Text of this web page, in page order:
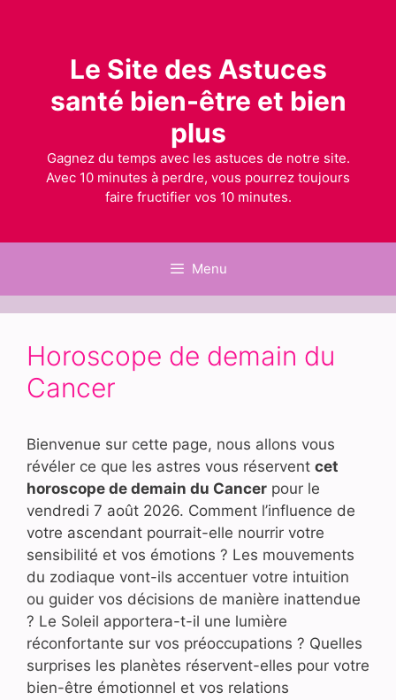
Le Site des Astuces
santé bien-être et bien
plus
Gagnez du temps avec les astuces de notre site.
Avec 10 minutes à perdre, vous pourrez toujours
faire fructifier vos 10 minutes.
Menu
Horoscope de demain du
Cancer
Bienvenue sur cette page, nous allons vous
révéler ce que les astres vous réservent cet
horoscope de demain du Cancer pour le
vendredi 7 août 2026. Comment l’influence de
votre ascendant pourrait-elle nourrir votre
sensibilité et vos émotions ? Les mouvements
du zodiaque vont-ils accentuer votre intuition
ou guider vos décisions de manière inattendue
? Le Soleil apportera-t-il une lumière
réconfortante sur vos préoccupations ? Quelles
surprises les planètes réservent-elles pour votre
bien-être émotionnel et vos relations